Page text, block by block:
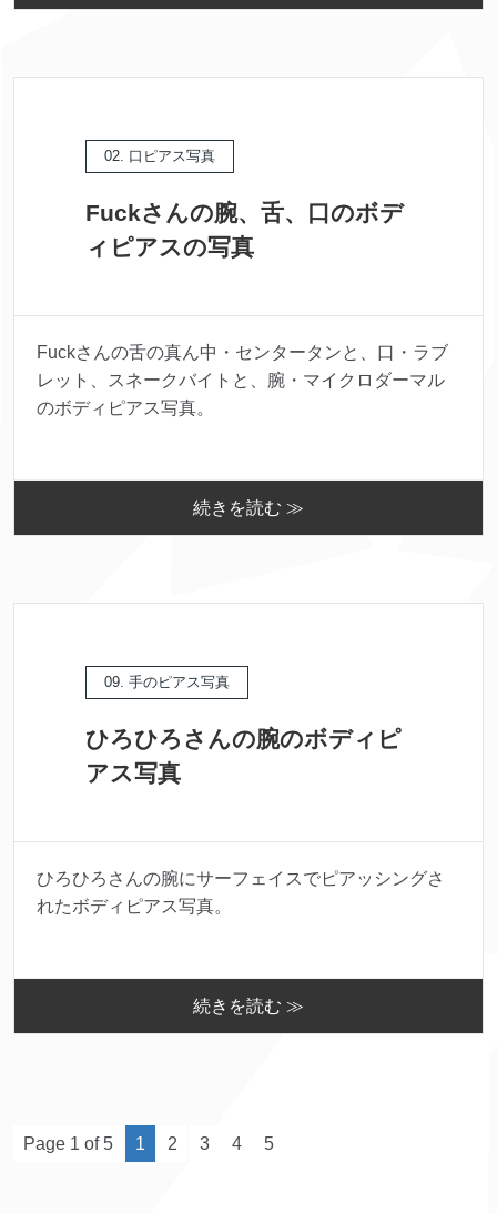
02. 口ピアス写真
Fuckさんの腕、舌、口のボデ
ィピアスの写真
Fuckさんの舌の真ん中・センタータンと、口・ラブ
レット、スネークバイトと、腕・マイクロダーマル
のボディピアス写真。
続きを読む ≫
09. 手のピアス写真
ひろひろさんの腕のボディピ
アス写真
ひろひろさんの腕にサーフェイスでピアッシングさ
れたボディピアス写真。
続きを読む ≫
Page 1 of 5 1 2 3 4 5